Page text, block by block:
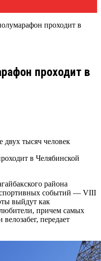
проходит в
проходит в
двух тысяч человек
района
спортивных событий — VIII
выйдут как
причем самых
передает